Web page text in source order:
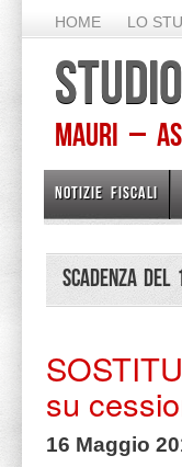
HOME LO
Mauri –
NOTIZIE FISCALI
Scadenza del
su
16 Maggio